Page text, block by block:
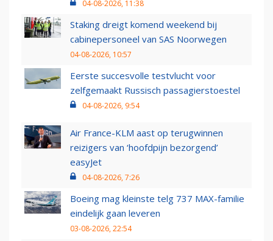
04-08-2026, 11:38
Staking dreigt komend weekend bij
cabinepersoneel van SAS Noorwegen
04-08-2026, 10:57
Eerste succesvolle testvlucht voor
zelfgemaakt Russisch passagierstoestel
04-08-2026, 9:54
Air France-KLM aast op terugwinnen
reizigers van ‘hoofdpijn bezorgend’
easyJet
04-08-2026, 7:26
Boeing mag kleinste telg 737 MAX-familie
eindelijk gaan leveren
03-08-2026, 22:54